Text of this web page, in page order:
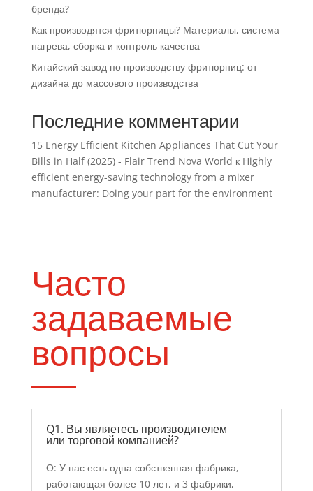
бренда?
Как производятся фритюрницы? Материалы, система
нагрева, сборка и контроль качества
Китайский завод по производству фритюрниц: от
дизайна до массового производства
Последние комментарии
15 Energy Efficient Kitchen Appliances That Cut Your
Bills in Half (2025) - Flair Trend Nova World к Highly
efficient energy-saving technology from a mixer
manufacturer: Doing your part for the environment
Часто
задаваемые
вопросы
Q1. Вы являетесь производителем
или торговой компанией?
О: У нас есть одна собственная фабрика,
работающая более 10 лет, и 3 фабрики,